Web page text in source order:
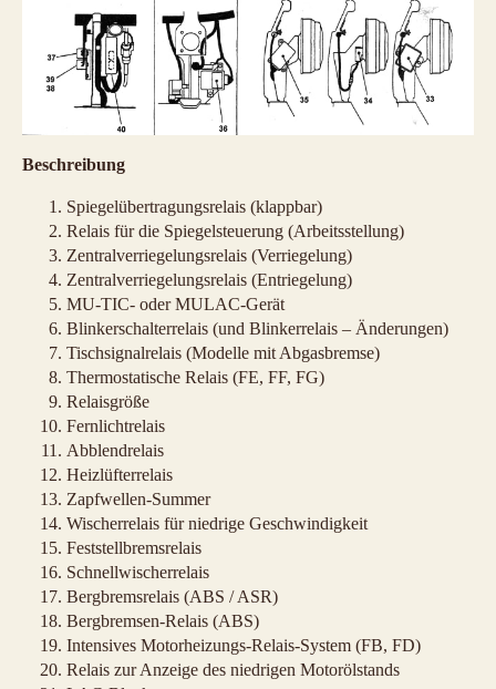
Beschreibung
Spiegelübertragungsrelais (klappbar)
Relais für die Spiegelsteuerung (Arbeitsstellung)
Zentralverriegelungsrelais (Verriegelung)
Zentralverriegelungsrelais (Entriegelung)
MU-TIC- oder MULAC-Gerät
Blinkerschalterrelais (und Blinkerrelais – Änderungen)
Tischsignalrelais (Modelle mit Abgasbremse)
Thermostatische Relais (FE, FF, FG)
Relaisgröße
Fernlichtrelais
Abblendrelais
Heizlüfterrelais
Zapfwellen-Summer
Wischerrelais für niedrige Geschwindigkeit
Feststellbremsrelais
Schnellwischerrelais
Bergbremsrelais (ABS / ASR)
Bergbremsen-Relais (ABS)
Intensives Motorheizungs-Relais-System (FB, FD)
Relais zur Anzeige des niedrigen Motorölstands